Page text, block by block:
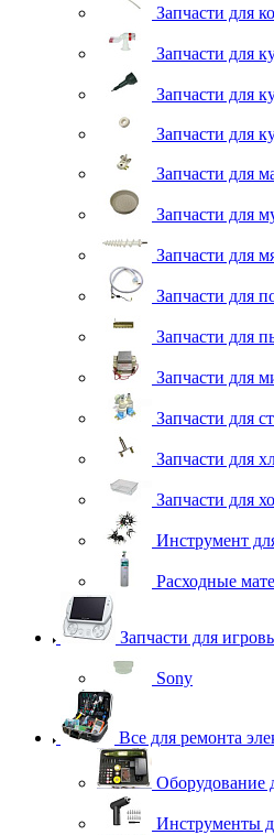
Запчасти для
Запчасти для
Запчасти для
Запчасти для
Запчасти для
Запчасти для
Запчасти для
Запчасти для
Запчасти для
Запчасти для
Запчасти для
Запчасти для
Запчасти для
Инструмент
Расходные
Запчасти для
Sony
Все для ремонта
Оборудование
Инструменты